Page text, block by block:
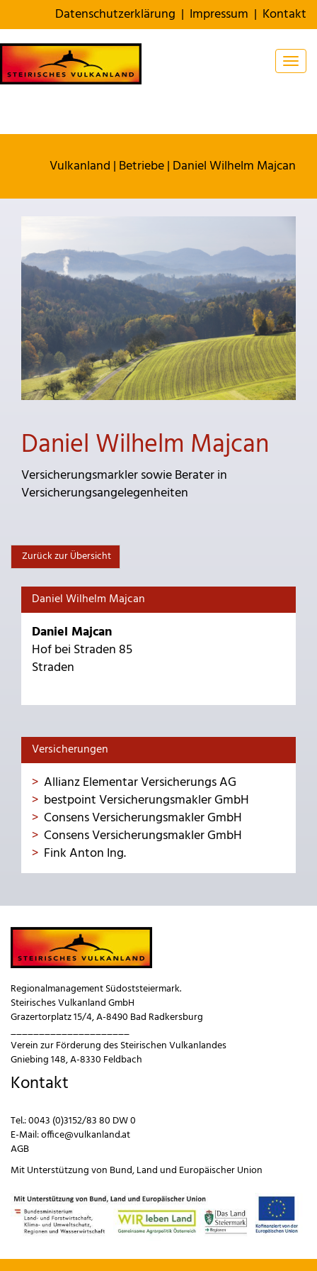
Datenschutzerklärung | Impressum | Kontakt
Vulkanland | Betriebe| Daniel Wilhelm Majcan
Daniel Wilhelm Majcan
Versicherungsmarkler sowie Berater in
Versicherungsangelegenheiten
Zurück zur Übersicht
Daniel Wilhelm Majcan
Daniel Majcan
Hof bei Straden 85
Straden
Versicherungen
Allianz Elementar Versicherungs AG
bestpoint Versicherungsmakler GmbH
Consens Versicherungsmakler GmbH
Consens Versicherungsmakler GmbH
Fink Anton Ing.
Regionalmanagement Südoststeiermark.
Steirisches Vulkanland GmbH
Grazertorplatz 15/4, A-8490 Bad Radkersburg
_____________________
Verein zur Förderung des Steirischen Vulkanlandes
Gniebing 148, A-8330 Feldbach
Kontakt
Tel.:0043 (0)3152/83 80 DW 0
E-Mail:office@vulkanland.at
AGB
Mit Unterstützung von Bund,Land und Europäischer Union